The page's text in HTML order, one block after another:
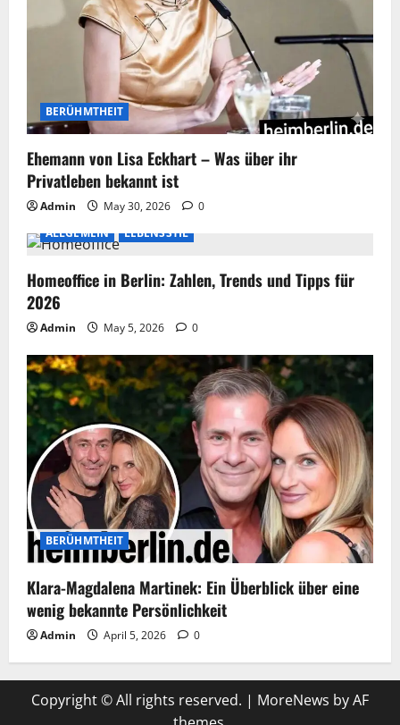
BERÜHMTHEIT
Ehemann von Lisa Eckhart – Was über ihr
Privatleben bekannt ist
Admin May 30, 2026
0
ALLGEMEIN
LEBENSSTIL
Homeoffice in Berlin: Zahlen, Trends und Tipps für
2026
Admin May 5, 2026 0
BERÜHMTHEIT
Klara-Magdalena Martinek: Ein Überblick über eine
wenig bekannte Persönlichkeit
Admin April 5, 2026 0
Copyright © All rights reserved. | MoreNews by AF